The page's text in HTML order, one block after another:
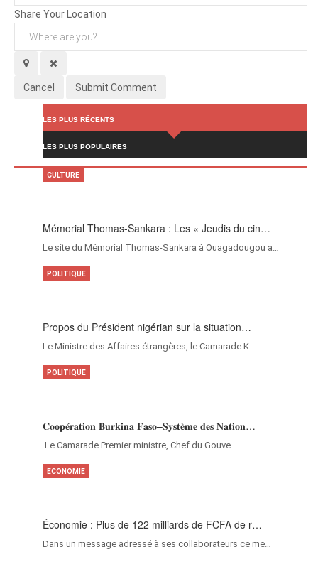
Share Your Location
Cancel Submit Comment
LES PLUS RÉCENTS
LES PLUS POPULAIRES
Mémorial Thomas-Sankara : Les « Jeudis du cin…
Le site du Mémorial Thomas-Sankara à Ouagadougou a…
CULTURE
Propos du Président nigérian sur la situation…
Le Ministre des Affaires étrangères, le Camarade K…
POLITIQUE
𝐂𝐨𝐨𝐩𝐞́𝐫𝐚𝐭𝐢𝐨𝐧 𝐁𝐮𝐫𝐤𝐢𝐧𝐚 𝐅𝐚𝐬𝐨–𝐒𝐲𝐬𝐭𝐞̀𝐦𝐞 𝐝𝐞𝐬 𝐍𝐚𝐭𝐢𝐨𝐧…
‎Le Camarade Premier ministre, Chef du Gouve…
POLITIQUE
Économie : Plus de 122 milliards de FCFA de r…
Dans un message adressé à ses collaborateurs ce me…
ECONOMIE